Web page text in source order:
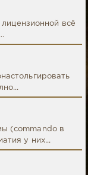
всё
(commando в
у них...